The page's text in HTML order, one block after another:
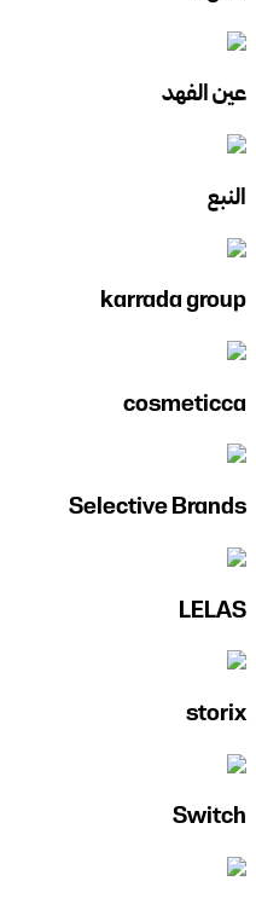
عين الفهد
النبع
karrada group
cosmeticca
Selective Brands
LELAS
storix
Switch